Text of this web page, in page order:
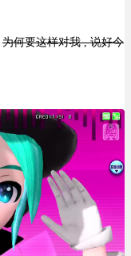
为何要这样对我 , 说好今